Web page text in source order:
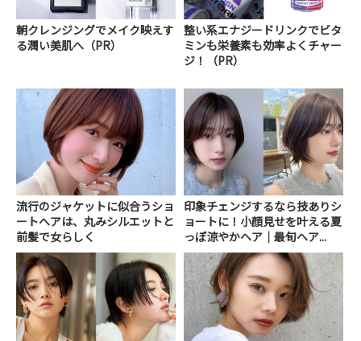
朝クレンジングでメイク映えす
る潤い美肌へ（PR）
整い系エナジードリンクでビタ
ミンも栄養素も効率よくチャー
ジ！（PR）
流行のジャケットに似合うショ
ートへアは、丸みシルエットと
前髪で女らしく
印象チェンジするなら技ありシ
ョートに！小顔見せを叶える夏
っぽ涼やかヘア｜最旬ヘア...